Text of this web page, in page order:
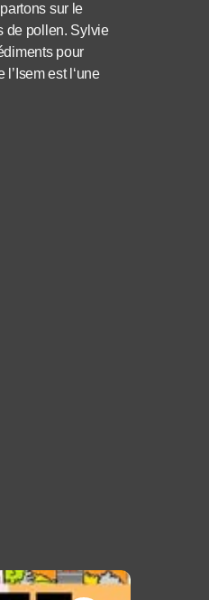
sur le
de pollen. Sylvie
pour
est l‘une